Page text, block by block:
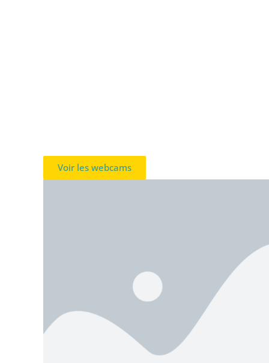
Voir les webcams